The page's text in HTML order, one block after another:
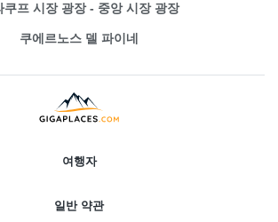
쿠프 시장 광장 - 중앙 시장 광장
쿠에르노스 델 파이네
여행자
일반 약관